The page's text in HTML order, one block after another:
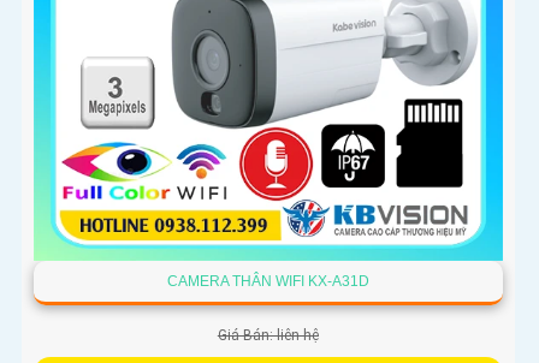
CAMERA THÂN WIFI KX-A31D
Giá Bán: liên hệ